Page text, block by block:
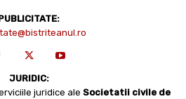
JURIDIC:
juridice ale Societatii civile de